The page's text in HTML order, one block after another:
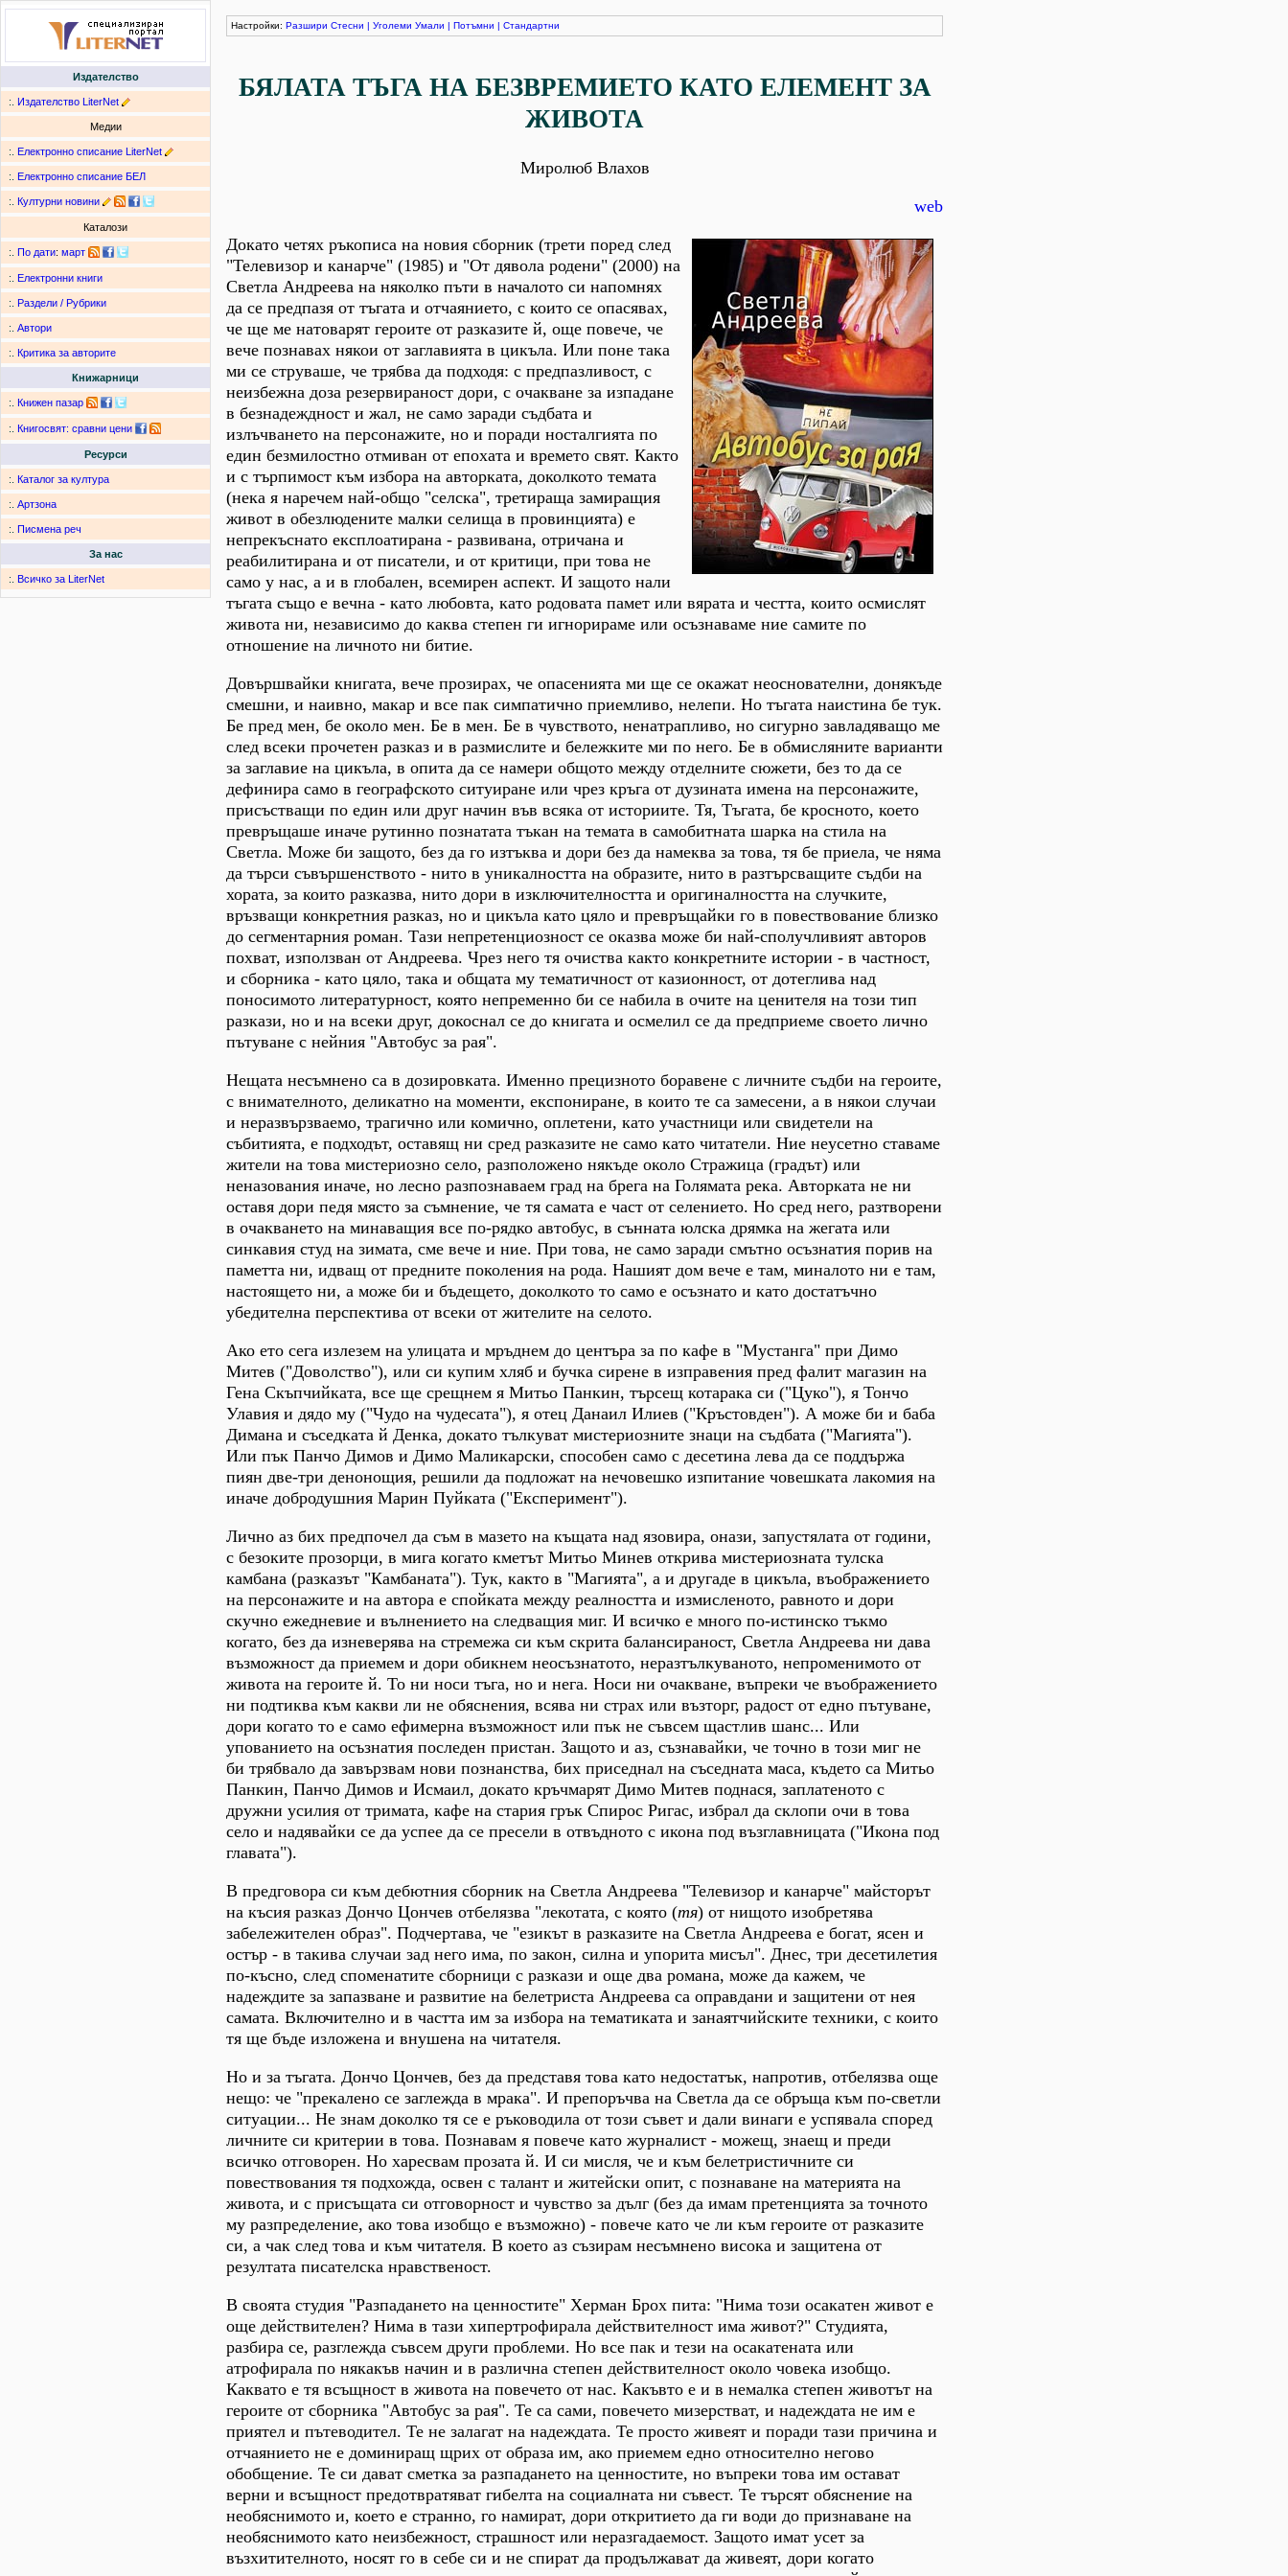
Издателство
:. Издателство LiterNet
Медии
:. Електронно списание LiterNet
:. Електронно списание БЕЛ
:. Културни новини
Каталози
:. По дати: март
:. Електронни книги
:. Раздели / Рубрики
:. Автори
:. Критика за авторите
Книжарници
:. Книжен пазар
:. Книгосвят: сравни цени
Ресурси
:. Каталог за култура
:. Артзона
:. Писмена реч
За нас
:. Всичко за LiterNet
Настройки: Разшири Стесни | Уголеми Умали | Потъмни | Стандартни
БЯЛАТА ТЪГА НА БЕЗВРЕМИЕТО КАТО ЕЛЕМЕНТ ЗА
ЖИВОТА
Миролюб Влахов
web
Докато четях ръкописа на новия сборник (трети поред след
"Телевизор и канарче" (1985) и "От дявола родени" (2000) на
Светла Андреева на няколко пъти в началото си напомнях
да се предпазя от тъгата и отчаянието, с които се опасявах,
че ще ме натоварят героите от разказите й, още повече, че
вече познавах някои от заглавията в цикъла. Или поне така
ми се струваше, че трябва да подходя: с предпазливост, с
неизбежна доза резервираност дори, с очакване за изпадане
в безнадеждност и жал, не само заради съдбата и
излъчването на персонажите, но и поради носталгията по
един безмилостно отмиван от епохата и времето свят. Както
и с търпимост към избора на авторката, доколкото темата
(нека я наречем най-общо "селска", третираща замиращия
живот в обезлюдените малки селища в провинцията) е
непрекъснато експлоатирана - развивана, отричана и
реабилитирана и от писатели, и от критици, при това не
само у нас, а и в глобален, всемирен аспект. И защото нали
тъгата също е вечна - като любовта, като родовата памет или вярата и честта, които осмислят
живота ни, независимо до каква степен ги игнорираме или осъзнаваме ние самите по
отношение на личното ни битие.
Довършвайки книгата, вече прозирах, че опасенията ми ще се окажат неоснователни, донякъде
смешни, и наивно, макар и все пак симпатично приемливо, нелепи. Но тъгата наистина бе тук.
Бе пред мен, бе около мен. Бе в мен. Бе в чувството, ненатрапливо, но сигурно завладяващо ме
след всеки прочетен разказ и в размислите и бележките ми по него. Бе в обмисляните варианти
за заглавие на цикъла, в опита да се намери общото между отделните сюжети, без то да се
дефинира само в географското ситуиране или чрез кръга от дузината имена на персонажите,
присъстващи по един или друг начин във всяка от историите. Тя, Тъгата, бе кросното, което
превръщаше иначе рутинно познатата тъкан на темата в самобитната шарка на стила на
Светла. Може би защото, без да го изтъква и дори без да намеква за това, тя бе приела, че няма
да търси съвършенството - нито в уникалността на образите, нито в разтърсващите съдби на
хората, за които разказва, нито дори в изключителността и оригиналността на случките,
връзващи конкретния разказ, но и цикъла като цяло и превръщайки го в повествование близко
до сегментарния роман. Тази непретенциозност се оказва може би най-сполучливият авторов
похват, използван от Андреева. Чрез него тя очиства както конкретните истории - в частност,
и сборника - като цяло, така и общата му тематичност от казионност, от дотеглива над
поносимото литературност, която непременно би се набила в очите на ценителя на този тип
разкази, но и на всеки друг, докоснал се до книгата и осмелил се да предприеме своето лично
пътуване с нейния "Автобус за рая".
Нещата несъмнено са в дозировката. Именно прецизното боравене с личните съдби на героите,
с внимателното, деликатно на моменти, експониране, в които те са замесени, а в някои случаи
и неразвързваемо, трагично или комично, оплетени, като участници или свидетели на
събитията, е подходът, оставящ ни сред разказите не само като читатели. Ние неусетно ставаме
жители на това мистериозно село, разположено някъде около Стражица (градът) или
неназования иначе, но лесно разпознаваем град на брега на Голямата река. Авторката не ни
оставя дори педя място за съмнение, че тя самата е част от селението. Но сред него, разтворени
в очакването на минаващия все по-рядко автобус, в сънната юлска дрямка на жегата или
синкавия студ на зимата, сме вече и ние. При това, не само заради смътно осъзнатия порив на
паметта ни, идващ от предните поколения на рода. Нашият дом вече е там, миналото ни е там,
настоящето ни, а може би и бъдещето, доколкото то само е осъзнато и като достатъчно
убедителна перспектива от всеки от жителите на селото.
Ако ето сега излезем на улицата и мръднем до центъра за по кафе в "Мустанга" при Димо
Митев ("Доволство"), или си купим хляб и бучка сирене в изправения пред фалит магазин на
Гена Скъпчийката, все ще срещнем я Митьо Панкин, търсещ котарака си ("Цуко"), я Тончо
Улавия и дядо му ("Чудо на чудесата"), я отец Данаил Илиев ("Кръстовден"). А може би и баба
Димана и съседката й Денка, докато тълкуват мистериозните знаци на съдбата ("Магията").
Или пък Панчо Димов и Димо Маликарски, способен само с десетина лева да се поддържа
пиян две-три денонощия, решили да подложат на нечовешко изпитание човешката лакомия на
иначе добродушния Марин Пуйката ("Експеримент").
Лично аз бих предпочел да съм в мазето на къщата над язовира, онази, запустялата от години,
с безоките прозорци, в мига когато кметът Митьо Минев открива мистериозната тулска
камбана (разказът "Камбаната"). Тук, както в "Магията", а и другаде в цикъла, въображението
на персонажите и на автора е спойката между реалността и измисленото, равното и дори
скучно ежедневие и вълнението на следващия миг. И всичко е много по-истинско тъкмо
когато, без да изневерява на стремежа си към скрита балансираност, Светла Андреева ни дава
възможност да приемем и дори обикнем неосъзнатото, неразтълкуваното, непроменимото от
живота на героите й. То ни носи тъга, но и нега. Носи ни очакване, въпреки че въображението
ни подтиква към какви ли не обяснения, всява ни страх или възторг, радост от едно пътуване,
дори когато то е само ефимерна възможност или пък не съвсем щастлив шанс... Или
упованието на осъзнатия последен пристан. Защото и аз, съзнавайки, че точно в този миг не
би трябвало да завързвам нови познанства, бих приседнал на съседната маса, където са Митьо
Панкин, Панчо Димов и Исмаил, докато кръчмарят Димо Митев поднася, заплатеното с
дружни усилия от тримата, кафе на стария грък Спирос Ригас, избрал да склопи очи в това
село и надявайки се да успее да се пресели в отвъдното с икона под възглавницата ("Икона под
главата").
В предговора си към дебютния сборник на Светла Андреева "Телевизор и канарче" майсторът
на късия разказ Дончо Цончев отбелязва "лекотата, с която (тя) от нищото изобретява
забележителен образ". Подчертава, че "езикът в разказите на Светла Андреева е богат, ясен и
остър - в такива случаи зад него има, по закон, силна и упорита мисъл". Днес, три десетилетия
по-късно, след споменатите сборници с разкази и още два романа, може да кажем, че
надеждите за запазване и развитие на белетриста Андреева са оправдани и защитени от нея
самата. Включително и в частта им за избора на тематиката и занаятчийските техники, с които
тя ще бъде изложена и внушена на читателя.
Но и за тъгата. Дончо Цончев, без да представя това като недостатък, напротив, отбелязва още
нещо: че "прекалено се заглежда в мрака". И препоръчва на Светла да се обръща към по-светли
ситуации... Не знам доколко тя се е ръководила от този съвет и дали винаги е успявала според
личните си критерии в това. Познавам я повече като журналист - можещ, знаещ и преди
всичко отговорен. Но харесвам прозата й. И си мисля, че и към белетристичните си
повествования тя подхожда, освен с талант и житейски опит, с познаване на материята на
живота, и с присъщата си отговорност и чувство за дълг (без да имам претенцията за точното
му разпределение, ако това изобщо е възможно) - повече като че ли към героите от разказите
си, а чак след това и към читателя. В което аз съзирам несъмнено висока и защитена от
резултата писателска нравственост.
В своята студия "Разпадането на ценностите" Херман Брох пита: "Нима този осакатен живот е
още действителен? Нима в тази хипертрофирала действителност има живот?" Студията,
разбира се, разглежда съвсем други проблеми. Но все пак и тези на осакатената или
атрофирала по някакъв начин и в различна степен действителност около човека изобщо.
Каквато е тя всъщност в живота на повечето от нас. Какъвто е и в немалка степен животът на
героите от сборника "Автобус за рая". Те са сами, повечето мизерстват, и надеждата не им е
приятел и пътеводител. Те не залагат на надеждата. Те просто живеят и поради тази причина и
отчаянието не е доминиращ щрих от образа им, ако приемем едно относително негово
обобщение. Те си дават сметка за разпадането на ценностите, но въпреки това им остават
верни и всъщност предотвратяват гибелта на социалната ни съвест. Те търсят обяснение на
необяснимото и, което е странно, го намират, дори откритието да ги води до признаване на
необяснимото като неизбежност, страшност или неразгадаемост. Защото имат усет за
възхитителното, носят го в себе си и не спират да продължават да живеят, дори когато